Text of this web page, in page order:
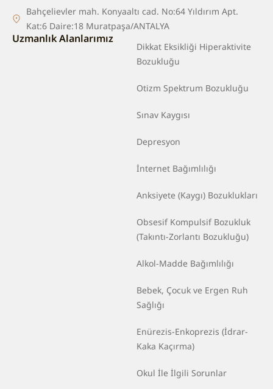
Bahçelievler mah. Konyaaltı cad. No:64 Yıldırım Apt.
Kat:6 Daire:18 Muratpaşa/ANTALYA
Uzmanlık Alanlarımız
Dikkat Eksikliği Hiperaktivite
Bozukluğu
Otizm Spektrum Bozukluğu
Sınav Kaygısı
Depresyon
İnternet Bağımlılığı
Anksiyete (Kaygı) Bozuklukları
Obsesif Kompulsif Bozukluk
(Takıntı-Zorlantı Bozukluğu)
Alkol-Madde Bağımlılığı
Bebek, Çocuk ve Ergen Ruh
Sağlığı
Enürezis-Enkoprezis (İdrar-
Kaka Kaçırma)
Okul İle İlgili Sorunlar